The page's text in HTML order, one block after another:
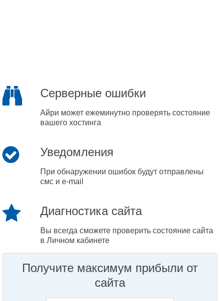
Серверные ошибки
Айри может ежеминутно проверять состояние
вашего хостинга
Уведомления
При обнаружении ошибок будут отправлены
смс и e-mail
Диагностика сайта
Вы всегда сможете проверить состояние сайта
в Личном кабинете
Получите максимум прибыли от
сайта